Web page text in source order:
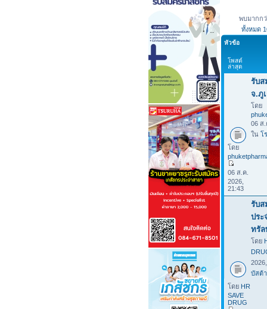
พบมากก
ทั้งหมด
หัวข้อ
โพสต์
ล่าสุด
รับส
จ.ภู
โดย
06 ส.
ใน โ
โดย
06 ส.ค.
2026,
21:43
รับส
ประ
ทรั
โดย
บัสต้า
โดย HR
SAVE
DRUG